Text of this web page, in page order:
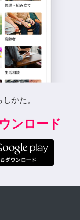
かた。
ンロード